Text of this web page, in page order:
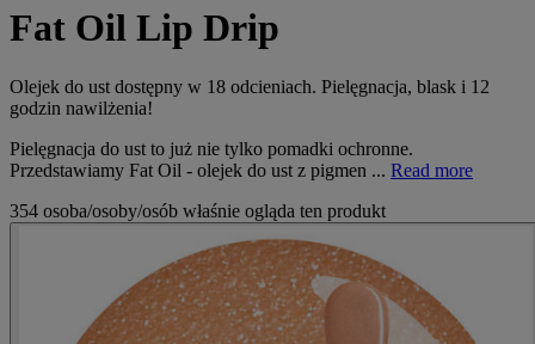
Fat Oil Lip Drip
Olejek do ust dostępny w 18 odcieniach. Pielęgnacja, blask i 12
godzin nawilżenia!
Pielęgnacja do ust to już nie tylko pomadki ochronne.
Przedstawiamy Fat Oil - olejek do ust z pigmen ... Read more
354 osoba/osoby/osób właśnie ogląda ten produkt